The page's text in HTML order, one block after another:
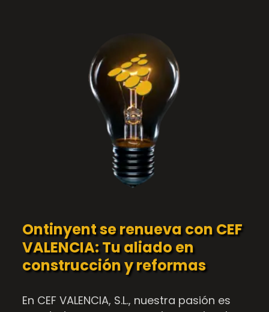
Ontinyent se renueva con CEF
VALENCIA: Tu aliado en
construcción y reformas
En CEF VALENCIA, S.L., nuestra pasión es